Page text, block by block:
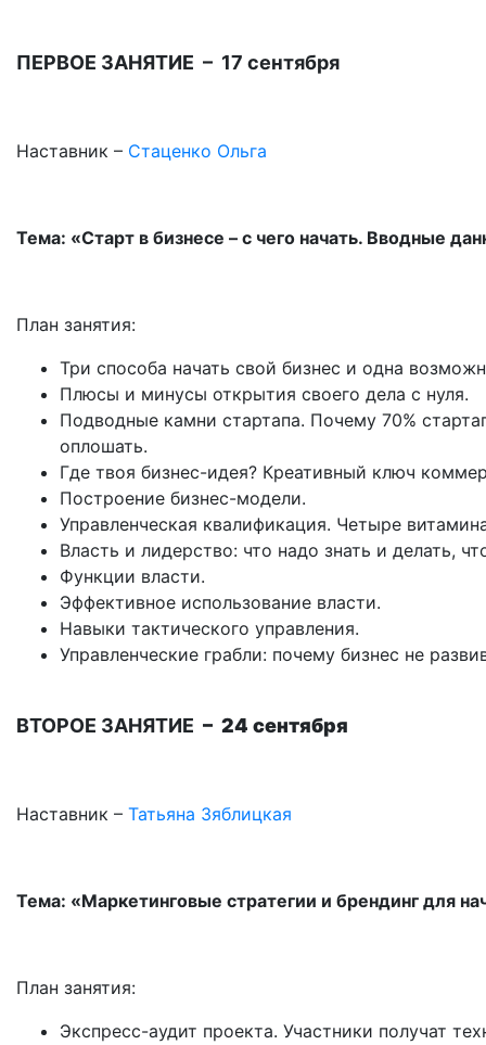
ПЕРВОЕ ЗАНЯТИЕ – 17 сентября
Наставник – Стаценко Ольга
Тема: «Старт в бизнесе – с чего начать. Вводные
План занятия:
Три способа начать свой бизнес и одна
Плюсы и минусы открытия своего дела с нуля.
Подводные камни стартапа. Почему 70%
оплошать.
Где твоя бизнес-идея? Креативный ключ
Построение бизнес-модели.
Управленческая квалификация. Четыре
Власть и лидерство: что надо знать и делать,
Функции власти.
Эффективное использование власти.
Навыки тактического управления.
Управленческие грабли: почему бизнес не
ВТОРОЕ ЗАНЯТИЕ – 24 сентября
Наставник – Татьяна Зяблицкая
Тема: «Маркетинговые стратегии и брендинг для
План занятия:
Экспресс-аудит проекта. Участники получат